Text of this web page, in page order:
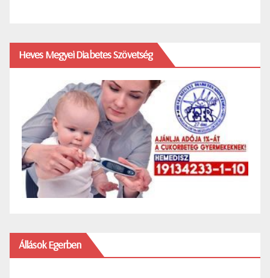
Heves Megyei Diabetes Szövetség
Állások Egerben